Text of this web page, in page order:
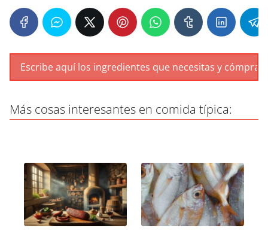
Más cosas interesantes en comida típica: